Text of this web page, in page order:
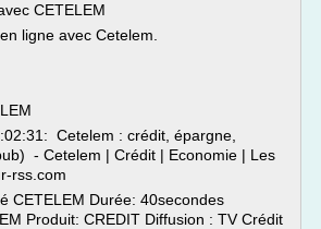
CETELEM
ligne avec Cetelem.
Cetelem : crédit, épargne,
- Cetelem | Crédit | Economie | Les
rss.com
CETELEM Durée: 40secondes
Produit: CREDIT Diffusion : TV Crédit